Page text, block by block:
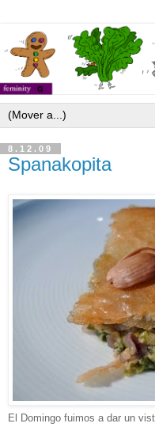
8.12.09
Spanakopita
El Domingo fuimos a dar un